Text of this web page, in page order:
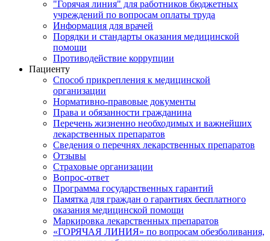
"Горячая линия" для работников бюджетных
учреждений по вопросам оплаты труда
Информация для врачей
Порядки и стандарты оказания медицинской
помощи
Противодействие коррупции
Пациенту
Способ прикрепления к медицинской
организации
Нормативно-правовые документы
Права и обязанности гражданина
Перечень жизненно необходимых и важнейших
лекарственных препаратов
Сведения о перечнях лекарственных препаратов
Отзывы
Страховые организации
Вопрос-ответ
Программа государственных гарантий
Памятка для граждан о гарантиях бесплатного
оказания медицинской помощи
Маркировка лекарственных препаратов
«ГОРЯЧАЯ ЛИНИЯ» по вопросам обезболивания,